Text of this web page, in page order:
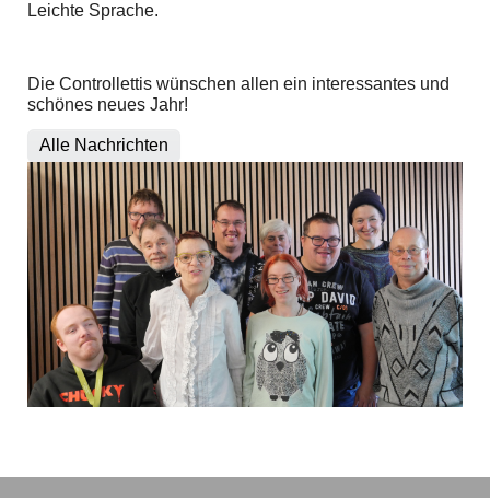
Leichte Sprache.
Die Controllettis wünschen allen ein interessantes und
schönes neues Jahr!
Alle Nachrichten